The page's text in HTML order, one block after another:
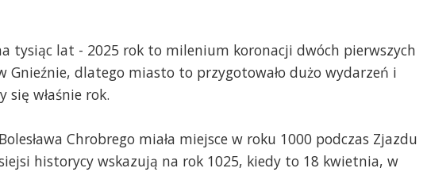
tysiąc lat - 2025 rok to milenium koronacji dwóch pierwszych
Gnieźnie, dlatego miasto to przygotowało dużo wydarzeń i
się właśnie rok.
Chrobrego miała miejsce w roku 1000 podczas Zjazdu
historycy wskazują na rok 1025, kiedy to 18 kwietnia, w